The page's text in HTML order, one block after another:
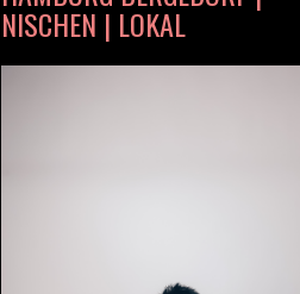
NISCHEN | LOKAL